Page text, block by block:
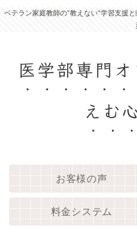
ベテラン家庭教師の"教えない"学習支援
医学部専門
えむ
お客様の声
料金システム